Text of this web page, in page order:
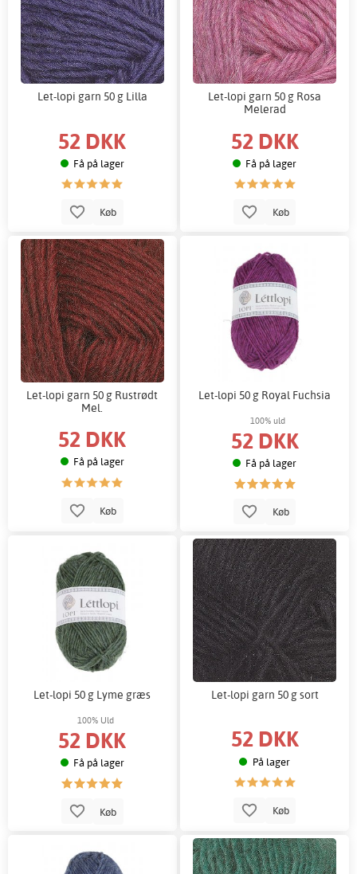
Let-lopi garn 50 g Lilla
52 DKK
Få på lager
Køb
Let-lopi garn 50 g Rosa
Melerad
52 DKK
Få på lager
Køb
Let-lopi garn 50 g Rustrødt
Mel.
52 DKK
Få på lager
Køb
Let-lopi 50 g Royal Fuchsia
100% uld
52 DKK
Få på lager
Køb
Let-lopi 50 g Lyme græs
100% Uld
52 DKK
Få på lager
Køb
Let-lopi garn 50 g sort
52 DKK
På lager
Køb